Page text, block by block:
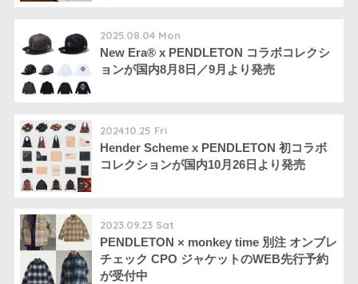
2025.08.04 Mon
New Era® x PENDLETON コラボコレクシ
ョンが国内8月8日／9月より発売
2024.10.25 Fri
Hender Scheme x PENDLETON 初コラボ
コレクションが国内10月26日より発売
2023.09.23 Sat
PENDLETON × monkey time 別注 オンブレ
チェック CPO ジャケットのWEB先行予約
が受付中